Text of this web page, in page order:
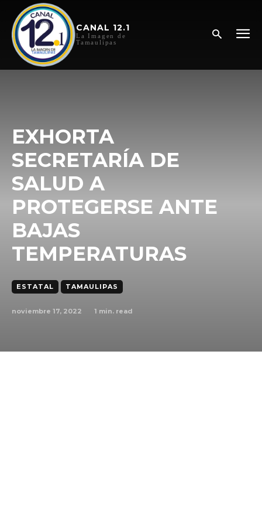
CANAL 12.1
La Imagen de
Tamaulipas
EXHORTA
SECRETARÍA DE
SALUD A
PROTEGERSE ANTE
BAJAS
TEMPERATURAS
ESTATAL TAMAULIPAS
noviembre 17, 2022 1 min. read